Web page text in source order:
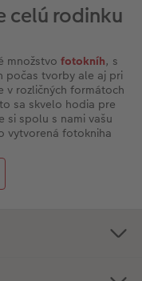
celú rodinku
množstvo fotokníh, s
počas tvorby ale aj pri
v rozličných formátoch
sa skvelo hodia pre
si spolu s nami vašu
vytvorená fotokniha
členom
pri jej listovaní,
históriu vašej